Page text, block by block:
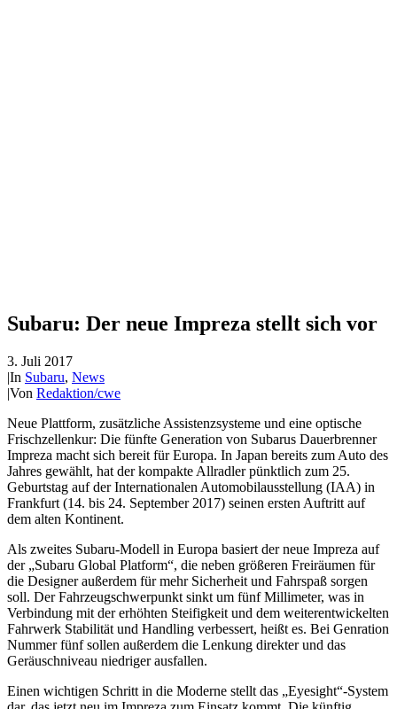
Subaru: Der neue Impreza stellt sich vor
3. Juli 2017
|In Subaru, News
|Von Redaktion/cwe
Neue Plattform, zusätzliche Assistenzsysteme und eine optische
Frischzellenkur: Die fünfte Generation von Subarus Dauerbrenner
Impreza macht sich bereit für Europa. In Japan bereits zum Auto des
Jahres gewählt, hat der kompakte Allradler pünktlich zum 25.
Geburtstag auf der Internationalen Automobilausstellung (IAA) in
Frankfurt (14. bis 24. September 2017) seinen ersten Auftritt auf
dem alten Kontinent.
Als zweites Subaru-Modell in Europa basiert der neue Impreza auf
der „Subaru Global Platform“, die neben größeren Freiräumen für
die Designer außerdem für mehr Sicherheit und Fahrspaß sorgen
soll. Der Fahrzeugschwerpunkt sinkt um fünf Millimeter, was in
Verbindung mit der erhöhten Steifigkeit und dem weiterentwickelten
Fahrwerk Stabilität und Handling verbessert, heißt es. Bei Genration
Nummer fünf sollen außerdem die Lenkung direkter und das
Geräuschniveau niedriger ausfallen.
Einen wichtigen Schritt in die Moderne stellt das „Eyesight“-System